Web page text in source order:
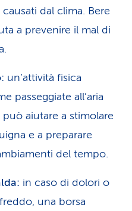
dal clima. Bere
a prevenire il mal di
un’attività fisica
passeggiate all’aria
aiutare a stimolare
e a preparare
del tempo.
in caso di dolori o
una borsa